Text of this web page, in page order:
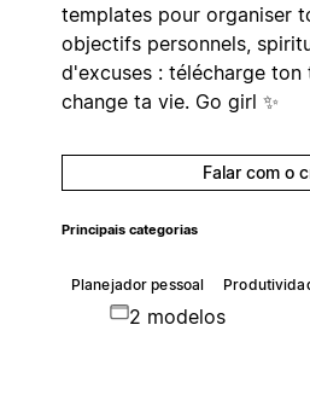
templates pour organiser
objectifs personnels,
d'excuses : télécharge
change ta vie. Go girl ✨
Falar com o
Principais categorias
Planejador pessoal
2 modelos